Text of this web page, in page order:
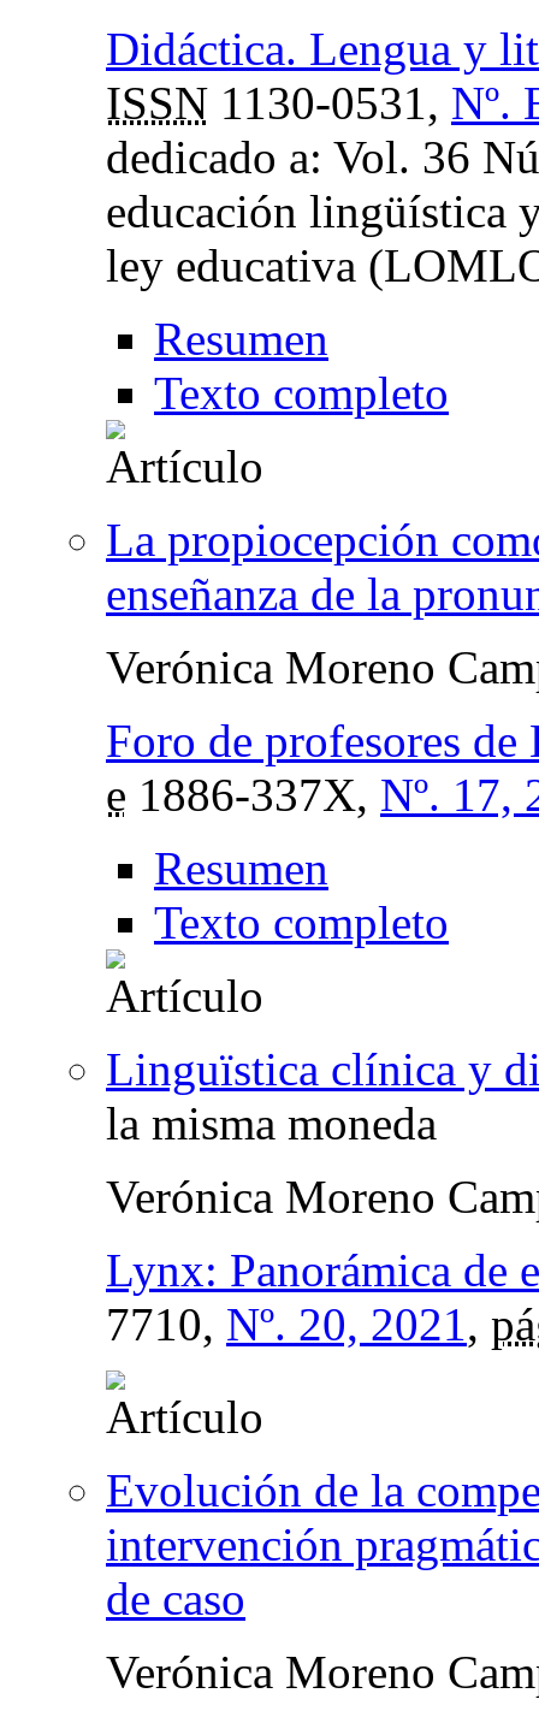
Didáctica. Lengua y
ISSN 1130-0531, Nº.
dedicado a: Vol. 36
educación lingüística
ley educativa
Resumen
Texto completo
La propiocepción
enseñanza de la
Verónica Moreno
Foro de profesores de
e 1886-337X, Nº. 17,
Resumen
Texto completo
Linguïstica clínica y
la misma moneda
Verónica Moreno
Lynx: Panorámica de
7710, Nº. 20, 2021,
Evolución de la
intervención
de caso
Verónica Moreno